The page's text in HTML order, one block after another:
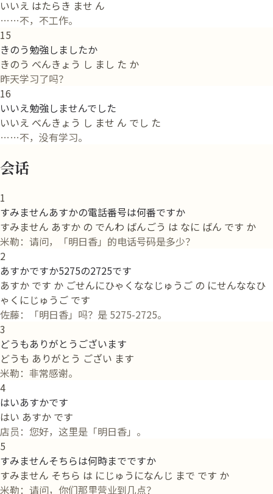
いいえ はたらき ませ ん
……不，不工作。
15
きのう勉強しましたか
きのう べんきょう し まし た か
昨天学习了吗？
16
いいえ勉強しませんでした
いいえ べんきょう し ませ ん でし た
……不，没有学习。
会话
1
すみませんあすかの電話番号は何番ですか
すみません あすか の でんわ ばんごう は なに ばん です か
米勒：请问，「明日香」的电话号码是多少？
2
あすかですか5275の2725です
あすか です か ごせんにひゃくななじゅうご の にせんななひ
ゃくにじゅうご です
佐藤：「明日香」吗？是 5275-2725。
3
どうもありがとうございます
どうも ありがとう ござい ます
米勒：非常感谢。
4
はいあすかです
はい あすか です
店员：您好，这里是「明日香」。
5
すみませんそちらは何時までですか
すみません そちら は にじゅうになんじ まで です か
米勒：请问，你们那里营业到几点？